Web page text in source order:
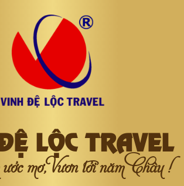
LỘC TRAVEL
mơ, Vươn tới năm Châu !